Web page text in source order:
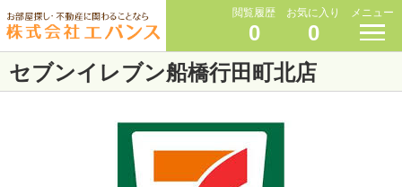
閲覧履歴
0
お気に入り
0
メニュー
セブンイレブン船橋行田町北店